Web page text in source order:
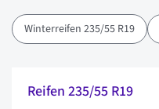
Winterreifen 235/55 R19
Reifen 235/55 R19